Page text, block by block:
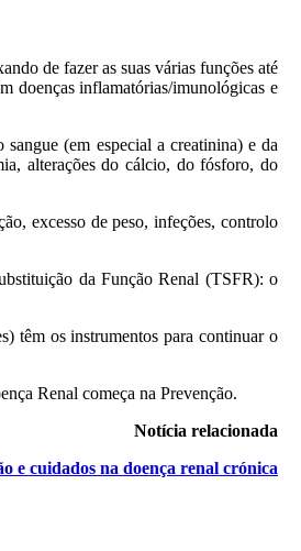
de fazer as suas várias funções até
doenças inflama­tórias/imunológicas e
(em especial a creatinina) e da
alterações do cál­cio, do fósforo, do
excesso de peso, infeções, controlo
da Função Renal (TSFR): o
têm os instrumentos para continuar o
Renal começa na Prevenção.
Notícia relacionada
e cuidados na doença renal crónica